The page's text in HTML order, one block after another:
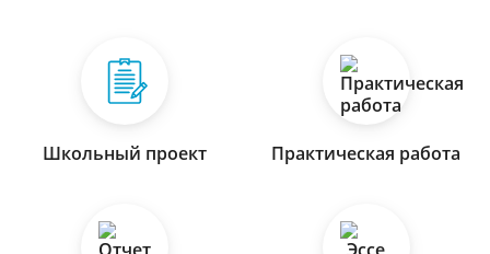
Школьный проект Практическая работа